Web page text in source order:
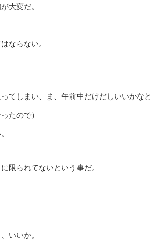
大変だ。
ならない。
てしまい、ま、午前中だけだしいいかなと
たので）
限られてないという事だ。
いいか。